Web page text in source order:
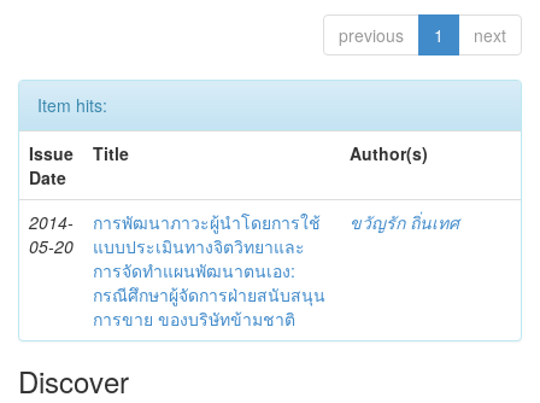
previous 1 next
Item hits:
Issue
Date
Title Author(s)
2014-
05-20
การพัฒนาภาวะผู้นำโดยการใช้
แบบประเมินทางจิตวิทยาและ
การจัดทำแผนพัฒนาตนเอง:
กรณีศึกษาผู้จัดการฝ่ายสนับสนุน
การขาย ของบริษัทข้ามชาติ
ขวัญรัก ถิ่นเทศ
Discover